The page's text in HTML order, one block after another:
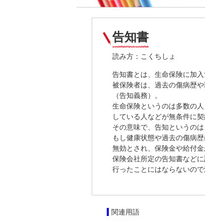
告知書
読み方：こくちしょ
告知書とは、生命保険に加
被保険者は、過去の傷病歴
（告知義務）。
生命保険というのは多数の
している人などが無条件に
その意味で、告知というの
もし健康状態や過去の傷病
無効とされ、保険金や給付
保険会社所定の告知書など
行ったことにはならないので
関連用語